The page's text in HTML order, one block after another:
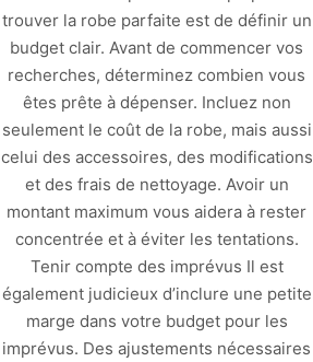
trouver la robe parfaite est de définir un
budget clair. Avant de commencer vos
recherches, déterminez combien vous
êtes prête à dépenser. Incluez non
seulement le coût de la robe, mais aussi
celui des accessoires, des modifications
et des frais de nettoyage. Avoir un
montant maximum vous aidera à rester
concentrée et à éviter les tentations.
Tenir compte des imprévus Il est
également judicieux d’inclure une petite
marge dans votre budget pour les
imprévus. Des ajustements nécessaires